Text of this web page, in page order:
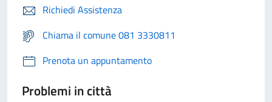
Richiedi Assistenza
Chiama il comune 081 3330811
Prenota un appuntamento
Problemi in città